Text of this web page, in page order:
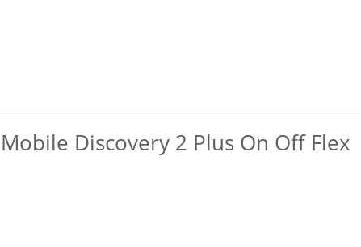
Discovery 2 Plus On Off Flex